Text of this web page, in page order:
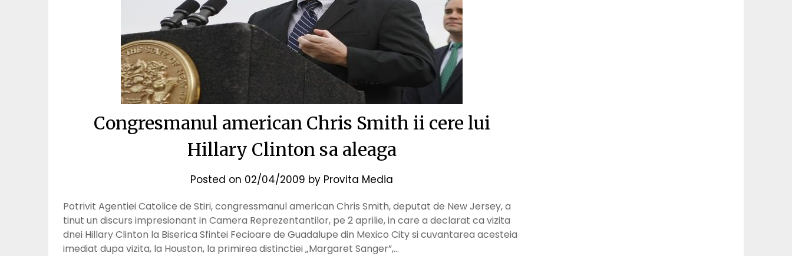
Congresmanul american Chris Smith ii cere lui
Hillary Clinton sa aleaga
Posted on 02/04/2009 by Provita Media
Potrivit Agentiei Catolice de Stiri, congressmanul american Chris Smith, deputat de New Jersey, a
tinut un discurs impresionant in Camera Reprezentantilor, pe 2 aprilie, in care a declarat ca vizita
dnei Hillary Clinton la Biserica Sfintei Fecioare de Guadalupe din Mexico City si cuvantarea acesteia
imediat dupa vizita, la Houston, la primirea distinctiei „Margaret Sanger”,…